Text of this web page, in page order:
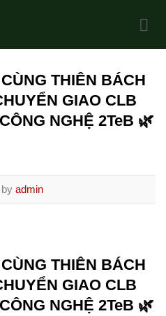
THIÊN BÁCH
GIAO CLB
NGHỆ 2TeB 🌿
by admin
THIÊN BÁCH
GIAO CLB
NGHỆ 2TeB 🌿